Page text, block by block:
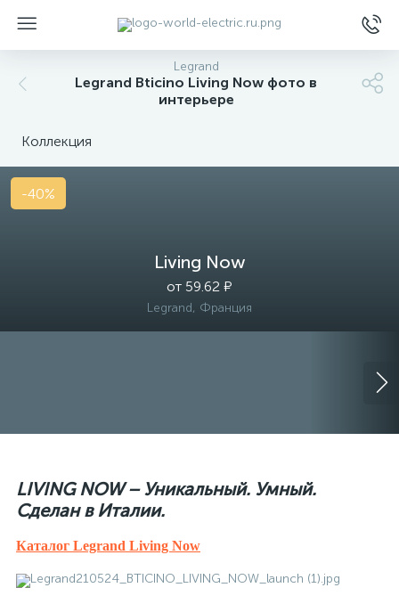
Legrand
Legrand Bticino Living Now фото в
интерьере
Коллекция
Living Now
от 59.62 ₽
Legrand, Франция
-40%
LIVING NOW – Уникальный. Умный.
Сделан в Италии.
Каталог Legrand Living Now